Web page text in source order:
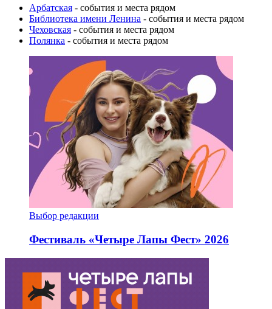
Арбатская - события и места рядом
Библиотека имени Ленина - события и места рядом
Чеховская - события и места рядом
Полянка - события и места рядом
Выбор редакции
Фестиваль «Четыре Лапы Фест» 2026